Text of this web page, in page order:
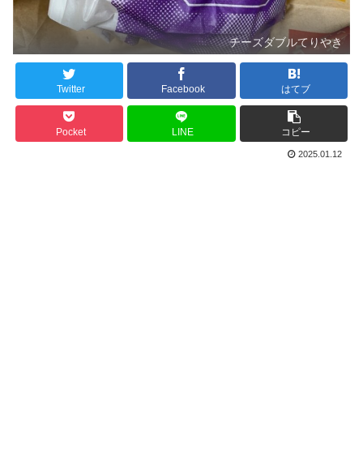
チーズダブルてりやき
Twitter Facebook はてブ
Pocket LINE コピー
2025.01.12